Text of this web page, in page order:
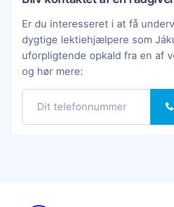
Er du interesseret i at få
dygtige lektiehjælpere som
uforpligtende opkald fra en af
og hør mere: